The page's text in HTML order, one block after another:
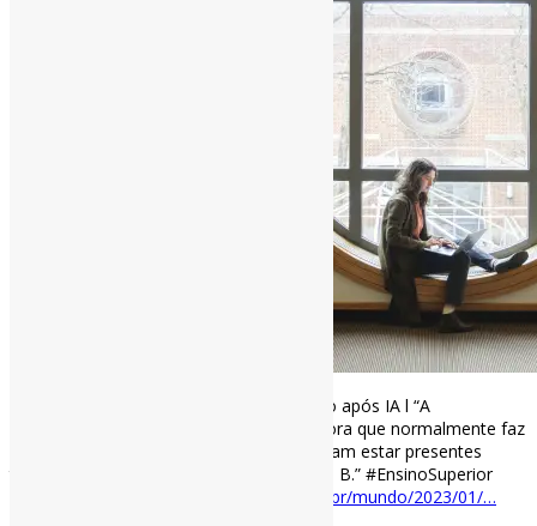
Universidades reveem métodos de ensino após IA l “A
imaginação, criatividade e análise inovadora que normalmente faz
um trabalho merecer nota A agora precisam estar presentes
também nos trabalhos que receberão um B.” #EnsinoSuperior
www1.folha.uol.com.br/mundo/2023/01/…